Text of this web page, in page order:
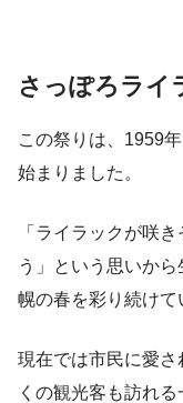
さっぽろライ
この祭りは、1959
始まりました。
「ライラックが咲
う」という思いか
幌の春を彩り続けて
現在では市民に愛
くの観光客も訪れる